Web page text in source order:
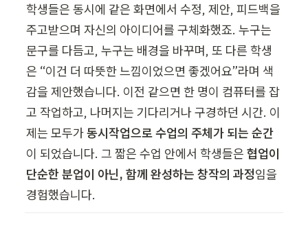
학생들은 동시에 같은 화면에서 수정, 제안, 피드백을
주고받으며 자신의 아이디어를 구체화했죠. 누구는
문구를 다듬고, 누구는 배경을 바꾸며, 또 다른 학생
은 “이건 더 따뜻한 느낌이었으면 좋겠어요”라며 색
감을 제안했습니다. 이전 같으면 한 명이 컴퓨터를 잡
고 작업하고, 나머지는 기다리거나 구경하던 시간. 이
제는 모두가 동시작업으로 수업의 주체가 되는 순간
이 되었습니다. 그 짧은 수업 안에서 학생들은 협업이
단순한 분업이 아닌, 함께 완성하는 창작의 과정임을
경험했습니다.